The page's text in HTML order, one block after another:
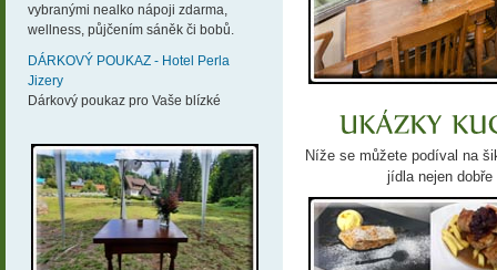
vybranými nealko nápoji zdarma,
wellness, půjčením sáněk či bobů.
DÁRKOVÝ POUKAZ - Hotel Perla
Jizery
Dárkový poukaz pro Vaše blízké
Níže se můžete podíval na
jídla nejen